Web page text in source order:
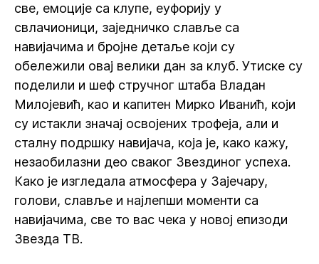
све, емоције са клупе, еуфорију у
свлачионици, заједничко славље са
навијачима и бројне детаље који су
обележили овај велики дан за клуб. Утиске су
поделили и шеф стручног штаба Владан
Милојевић, као и капитен Мирко Иванић, који
су истакли значај освојених трофеја, али и
сталну подршку навијача, која је, како кажу,
незаобилазни део сваког Звездиног успеха.
Како је изгледала атмосфера у Зајечару,
голови, славље и најлепши моменти са
навијачима, све то вас чека у новој епизоди
Звезда ТВ.